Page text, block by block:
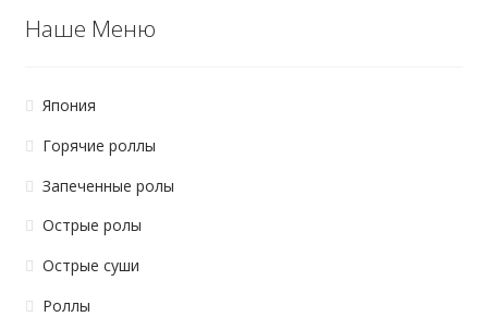
Наше Меню
Япония
Горячие роллы
Запеченные ролы
Острые ролы
Острые суши
Роллы